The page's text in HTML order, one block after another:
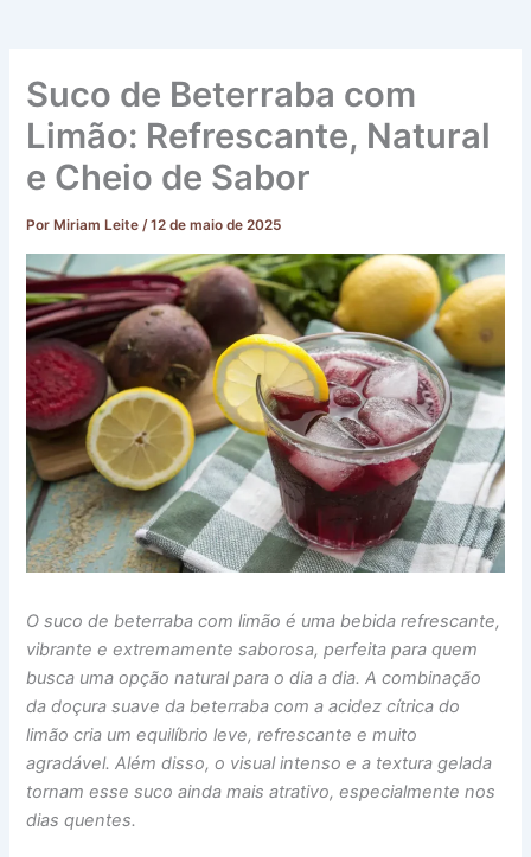
Suco de Beterraba com
Limão: Refrescante, Natural
e Cheio de Sabor
Por Miriam Leite/12 de maio de 2025
O suco de beterraba com limão é uma bebida refrescante,
vibrante e extremamente saborosa, perfeita para quem
busca uma opção natural para o dia a dia. A combinação
da doçura suave da beterraba com a acidez cítrica do
limão cria um equilíbrio leve, refrescante e muito
agradável. Além disso, o visual intenso e a textura gelada
tornam esse suco ainda mais atrativo, especialmente nos
dias quentes.